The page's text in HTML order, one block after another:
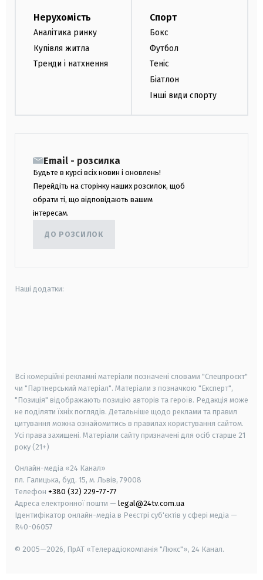
Нерухомість
Аналітика ринку
Купівля житла
Тренди і натхнення
Спорт
Бокс
Футбол
Теніс
Біатлон
Інші види спорту
Email - розсилка
Будьте в курсі всіх новин і оновлень!
Перейдіть на сторінку наших розсилок, щоб
обрати ті, що відповідають вашим
інтересам.
ДО РОЗСИЛОК
Наші додатки:
Всі комерційні рекламні матеріали позначені словами "Спецпроєкт"
чи "Партнерський матеріал". Матеріали з позначкою "Експерт",
"Позиція" відображають позицію авторів та героїв. Редакція може
не поділяти їхніх поглядів. Детальніше щодо реклами та правил
цитування можна ознайомитись в правилах користування сайтом.
Усі права захищені. Матеріали сайту призначені для осіб старше 21
року (21+)
Онлайн-медіа «24 Канал»
пл. Галицька, буд. 15, м. Львів, 79008
Телефон +380 (32) 229-77-77
Адреса електронної пошти — legal@24tv.com.ua
Ідентифікатор онлайн-медіа в Реєстрі суб'єктів у сфері медіа —
R40-06057
© 2005—2026, ПрАТ «Телерадіокомпанія "Люкс"», 24 Канал.